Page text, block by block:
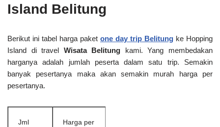
Island Belitung
Berikut ini tabel harga paket one day trip Belitung ke Hopping
Island di travel Wisata Belitung
kami. Yang membedakan
harganya adalah jumlah peserta dalam satu trip. Semakin
banyak pesertanya maka akan semakin murah harga per
pesertanya.
Jml
Harga per